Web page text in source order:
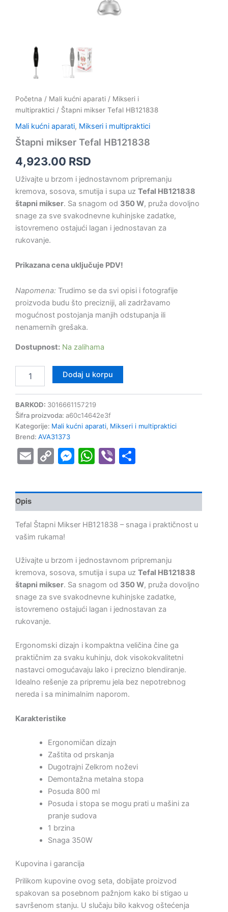
Početna / Mali kućni aparati / Mikseri i
multipraktici / Štapni mikser Tefal HB121838
Mali kućni aparati, Mikseri i multipraktici
Štapni mikser Tefal HB121838
4,923.00 RSD
Uživajte u brzom i jednostavnom pripremanju
kremova, sosova, smutija i supa uz Tefal HB121838
štapni mikser. Sa snagom od 350 W, pruža dovoljno
snage za sve svakodnevne kuhinjske zadatke,
istovremeno ostajući lagan i jednostavan za
rukovanje.
Prikazana cena uključuje PDV!
Napomena: Trudimo se da svi opisi i fotografije
proizvoda budu što precizniji, ali zadržavamo
mogućnost postojanja manjih odstupanja ili
nenamernih grešaka.
Dostupnost: Na zalihama
Dodaj u korpu
BARKOD: 3016661157219
Šifra proizvoda: a60c14642e3f
Kategorije: Mali kućni aparati, Mikseri i multipraktici
Brend: AVA31373
EmailCopyMessenger
WhatsApp
Viber
Opis
Tefal Štapni Mikser HB121838 – snaga i praktičnost u
vašim rukama!
Uživajte u brzom i jednostavnom pripremanju
kremova, sosova, smutija i supa uz Tefal HB121838
štapni mikser. Sa snagom od 350 W, pruža dovoljno
snage za sve svakodnevne kuhinjske zadatke,
istovremeno ostajući lagan i jednostavan za
rukovanje.
Ergonomski dizajn i kompaktna veličina čine ga
praktičnim za svaku kuhinju, dok visokokvalitetni
nastavci omogućavaju lako i precizno blendiranje.
Idealno rešenje za pripremu jela bez nepotrebnog
nereda i sa minimalnim naporom.
Karakteristike
Ergonomičan dizajn
Zaštita od prskanja
Dugotrajni Zelkrom noževi
Demontažna metalna stopa
Posuda 800 ml
Posuda i stopa se mogu prati u mašini za
pranje sudova
1 brzina
Snaga 350W
Kupovina i garancija
Prilikom kupovine ovog seta, dobijate proizvod
spakovan sa posebnom pažnjom kako bi stigao u
savršenom stanju. U slučaju bilo kakvog oštećenja